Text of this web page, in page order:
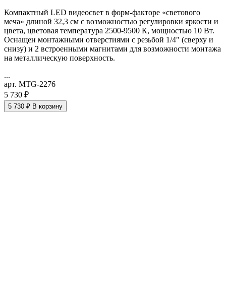
Компактный LED видеосвет в форм-факторе «светового
меча» длиной 32,3 см с возможностью регулировки яркости и
цвета, цветовая температура 2500-9500 К, мощностью 10 Вт.
Оснащен монтажными отверстиями с резьбой 1/4" (сверху и
снизу) и 2 встроенными магнитами для возможности монтажа
на металлическую поверхность.
...
арт. MTG-2276
5 730 ₽
5 730 ₽ В корзину